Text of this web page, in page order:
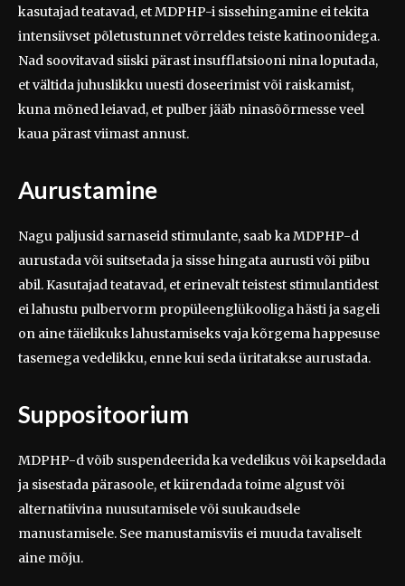
kasutajad teatavad, et MDPHP-i sissehingamine ei tekita
intensiivset põletustunnet võrreldes teiste katinoonidega.
Nad soovitavad siiski pärast insufflatsiooni nina loputada,
et vältida juhuslikku uuesti doseerimist või raiskamist,
kuna mõned leiavad, et pulber jääb ninasõõrmesse veel
kaua pärast viimast annust.
Aurustamine
Nagu paljusid sarnaseid stimulante, saab ka MDPHP-d
aurustada või suitsetada ja sisse hingata aurusti või piibu
abil. Kasutajad teatavad, et erinevalt teistest stimulantidest
ei lahustu pulbervorm propüleenglükooliga hästi ja sageli
on aine täielikuks lahustamiseks vaja kõrgema happesuse
tasemega vedelikku, enne kui seda üritatakse aurustada.
Suppositoorium
MDPHP-d võib suspendeerida ka vedelikus või kapseldada
ja sisestada pärasoole, et kiirendada toime algust või
alternatiivina nuusutamisele või suukaudsele
manustamisele. See manustamisviis ei muuda tavaliselt
aine mõju.